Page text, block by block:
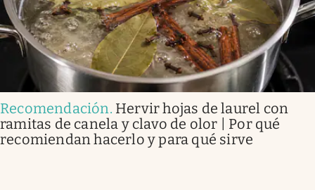
Recomendación. Hervir hojas de laurel con
ramitas de canela y clavo de olor | Por qué
recomiendan hacerlo y para qué sirve